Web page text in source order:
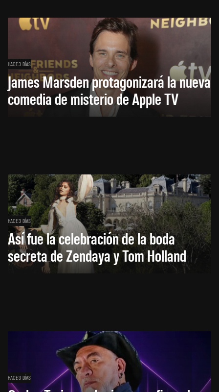
HACE 3 DÍAS
James Marsden protagonizará la nueva
comedia de misterio de Apple TV
HACE 3 DÍAS
Así fue la celebración de la boda
secreta de Zendaya y Tom Holland
HACE 3 DÍAS